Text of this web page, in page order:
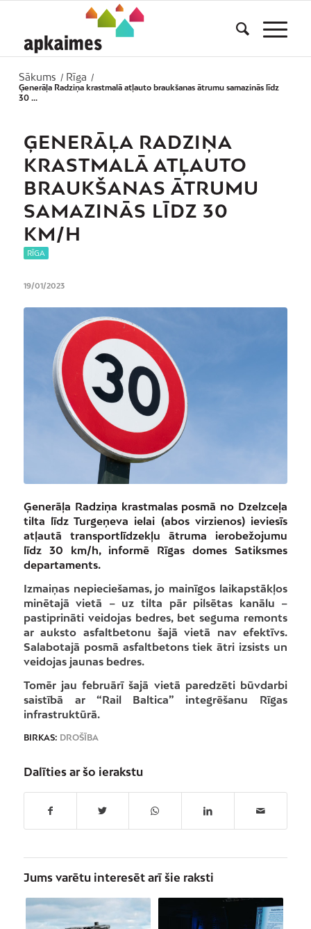
Sākums / Rīga
/
Ģenerāļa Radziņa krastmalā atļauto braukšanas ātrumu samazinās līdz
30 ...
ĢENERĀĻA RADZIŅA
KRASTMALĀ ATĻAUTO
BRAUKŠANAS ĀTRUMU
SAMAZINĀS LĪDZ 30
KM/H
RĪGA
19/01/2023
Ģenerāļa Radziņa krastmalas posmā no Dzelzceļa
tilta līdz Turgeņeva ielai (abos virzienos) ieviesīs
atļautā transportlīdzekļu ātruma ierobežojumu
līdz 30 km/h, informē Rīgas domes Satiksmes
departaments.
Izmaiņas nepieciešamas, jo mainīgos laikapstākļos
minētajā vietā – uz tilta pār pilsētas kanālu –
pastiprināti veidojas bedres, bet seguma remonts
ar auksto asfaltbetonu šajā vietā nav efektīvs.
Salabotajā posmā asfaltbetons tiek ātri izsists un
veidojas jaunas bedres.
Tomēr jau februārī šajā vietā paredzēti būvdarbi
saistībā ar “Rail Baltica” integrēšanu Rīgas
infrastruktūrā.
BIRKAS: DROŠĪBA
Dalīties ar šo ierakstu
Jums varētu interesēt arī šie raksti